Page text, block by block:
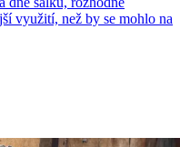
využití, než by se mohlo na